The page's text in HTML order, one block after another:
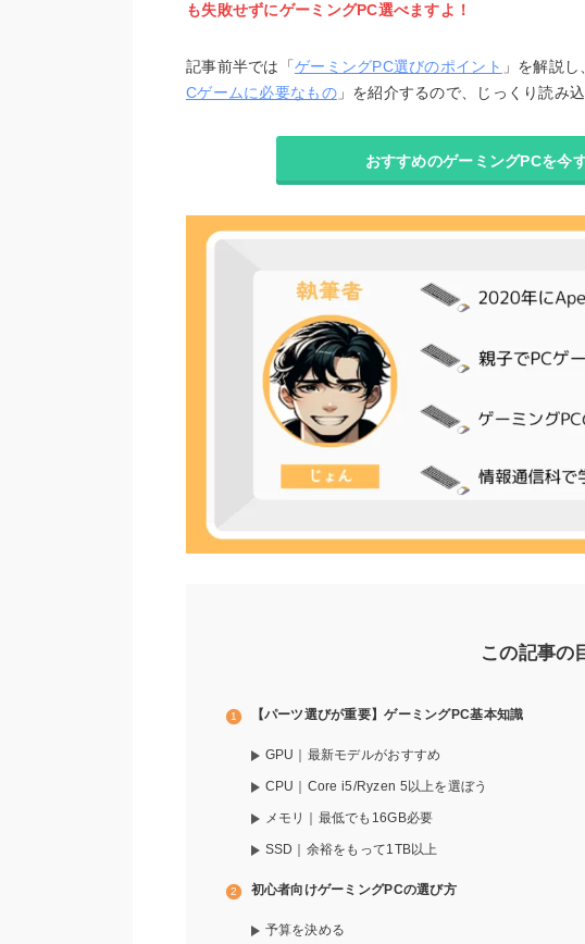
も失敗せずにゲーミングPC選べますよ！
記事前半では「ゲーミングPC選びのポイント 」を解説
Cゲームに必要なもの」を紹介するので、じっくり読み
おすすめのゲーミングPCを今
この記事の
【パーツ選びが重要】ゲーミングPC基本知識
GPU｜最新モデルがおすすめ
CPU｜Core i5/Ryzen 5以上を選ぼう
メモリ｜最低でも16GB必要
SSD｜余裕をもって1TB以上
初心者向けゲーミングPCの選び方
予算を決める